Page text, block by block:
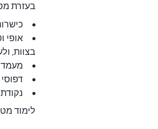
בעזרת
אופי ו
בצוות,
מעמד
לימוד